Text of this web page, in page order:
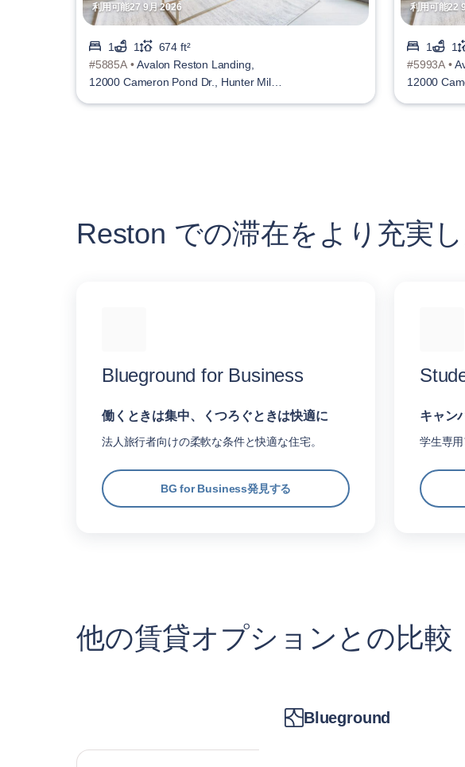
利用可能27 9月 2026
1 1
674 ft²
#5885A •Avalon Reston Landing,
12000 Cameron Pond Dr., Hunter Mill
利用可能22
1 1
#5993A •
12000
Reston での滞在をより充実
Blueground for Business
働くときは集中、くつろぐときは快適に
法人旅行者向けの柔軟な条件と快適な住宅。
BG for Business発見する
キャン
学生専
他の賃貸オプションとの比較
Blueground